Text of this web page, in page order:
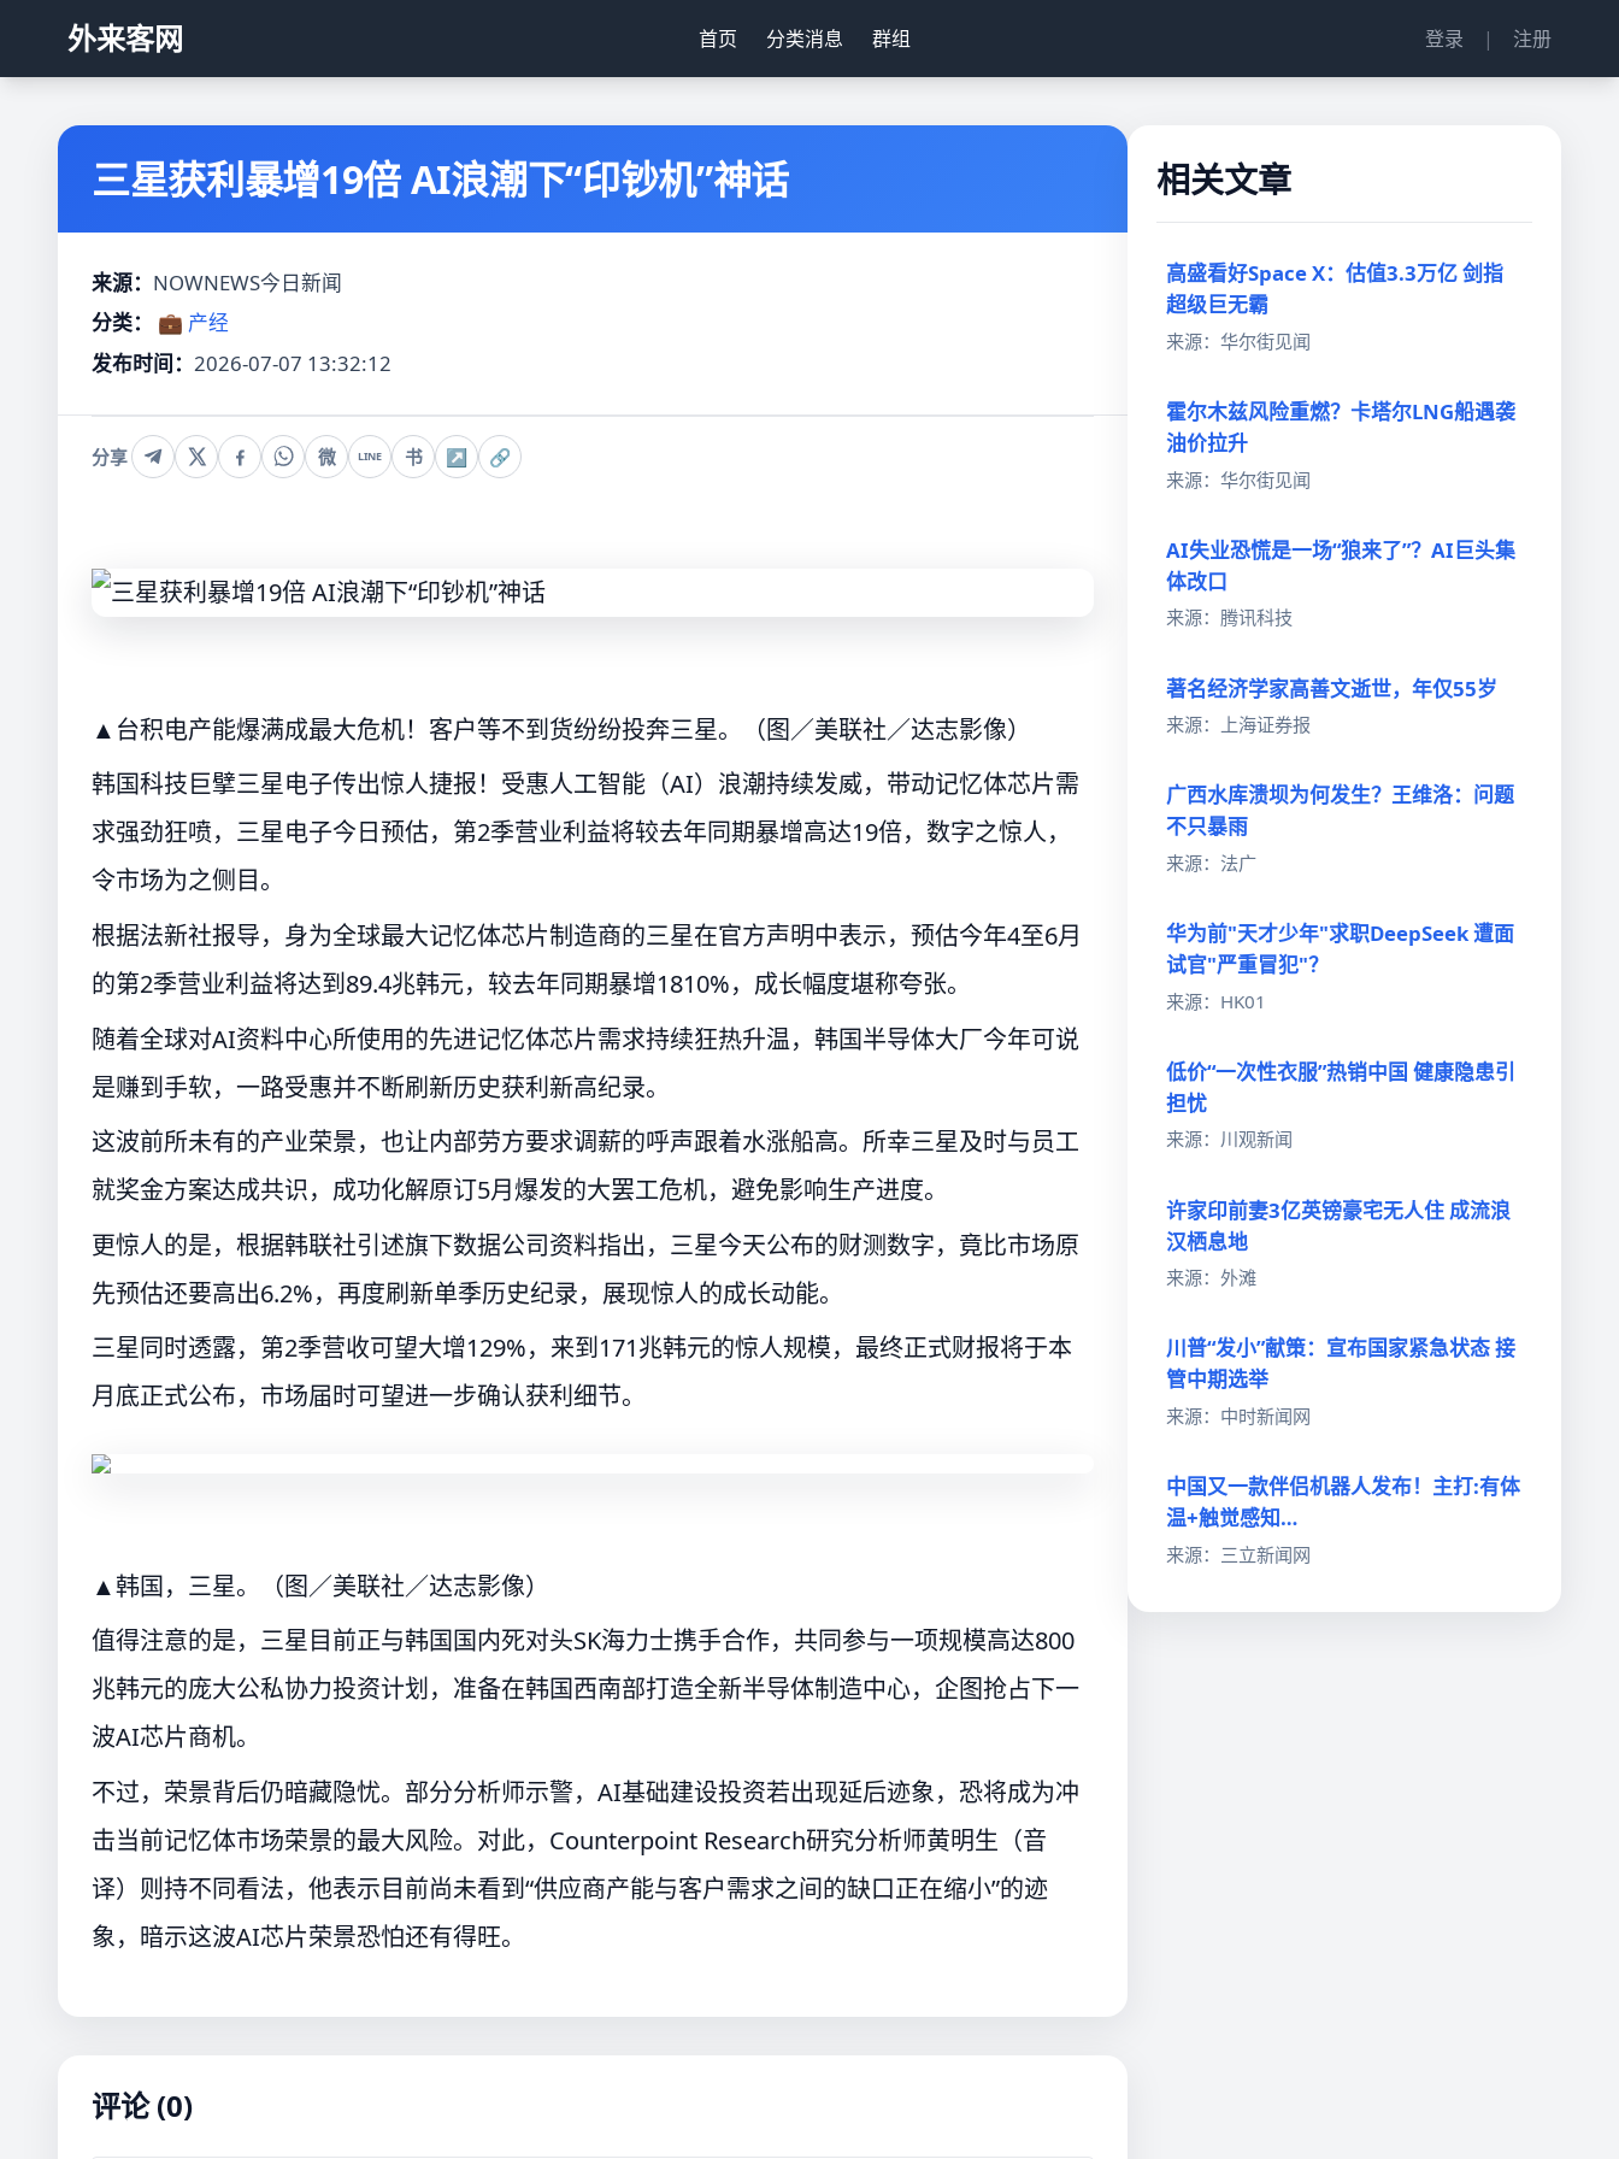
外来客网 首页 分类消息 群组 登录 | 注册
三星获利暴增19倍 AI浪潮下“印钞机”神话
来源： NOWNEWS今日新闻
分类：
💼 产经
发布时间： 2026-07-07 13:32:12
分享 微 LINE 书 ↗ 🔗
▲台积电产能爆满成最大危机！客户等不到货纷纷投奔三星。（图／美联社／达志影像）
韩国科技巨擘三星电子传出惊人捷报！受惠人工智能（AI）浪潮持续发威，带动记忆体芯片需
求强劲狂喷，三星电子今日预估，第2季营业利益将较去年同期暴增高达19倍，数字之惊人，
令市场为之侧目。
根据法新社报导，身为全球最大记忆体芯片制造商的三星在官方声明中表示，预估今年4至6月
的第2季营业利益将达到89.4兆韩元，较去年同期暴增1810%，成长幅度堪称夸张。
随着全球对AI资料中心所使用的先进记忆体芯片需求持续狂热升温，韩国半导体大厂今年可说
是赚到手软，一路受惠并不断刷新历史获利新高纪录。
这波前所未有的产业荣景，也让内部劳方要求调薪的呼声跟着水涨船高。所幸三星及时与员工
就奖金方案达成共识，成功化解原订5月爆发的大罢工危机，避免影响生产进度。
更惊人的是，根据韩联社引述旗下数据公司资料指出，三星今天公布的财测数字，竟比市场原
先预估还要高出6.2%，再度刷新单季历史纪录，展现惊人的成长动能。
三星同时透露，第2季营收可望大增129%，来到171兆韩元的惊人规模，最终正式财报将于本
月底正式公布，市场届时可望进一步确认获利细节。
▲韩国，三星。（图／美联社／达志影像）
值得注意的是，三星目前正与韩国国内死对头SK海力士携手合作，共同参与一项规模高达800
兆韩元的庞大公私协力投资计划，准备在韩国西南部打造全新半导体制造中心，企图抢占下一
波AI芯片商机。
不过，荣景背后仍暗藏隐忧。部分分析师示警，AI基础建设投资若出现延后迹象，恐将成为冲
击当前记忆体市场荣景的最大风险。对此，Counterpoint Research研究分析师黄明生（音
译）则持不同看法，他表示目前尚未看到“供应商产能与客户需求之间的缺口正在缩小”的迹
象，暗示这波AI芯片荣景恐怕还有得旺。
评论 (0)
相关文章
高盛看好Space X：估值3.3万亿 剑指
超级巨无霸
来源：华尔街见闻
霍尔木兹风险重燃？卡塔尔LNG船遇袭
油价拉升
来源：华尔街见闻
AI失业恐慌是一场“狼来了”？AI巨头集
体改口
来源：腾讯科技
著名经济学家高善文逝世，年仅55岁
来源：上海证券报
广西水库溃坝为何发生？王维洛：问题
不只暴雨
来源：法广
华为前"天才少年"求职DeepSeek 遭面
试官"严重冒犯"？
来源：HK01
低价“一次性衣服”热销中国 健康隐患引
担忧
来源：川观新闻
许家印前妻3亿英镑豪宅无人住 成流浪
汉栖息地
来源：外滩
川普“发小”献策：宣布国家紧急状态 接
管中期选举
来源：中时新闻网
中国又一款伴侣机器人发布！主打:有体
温+触觉感知…
来源：三立新闻网